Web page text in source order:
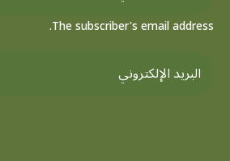
The subscriber's email address.